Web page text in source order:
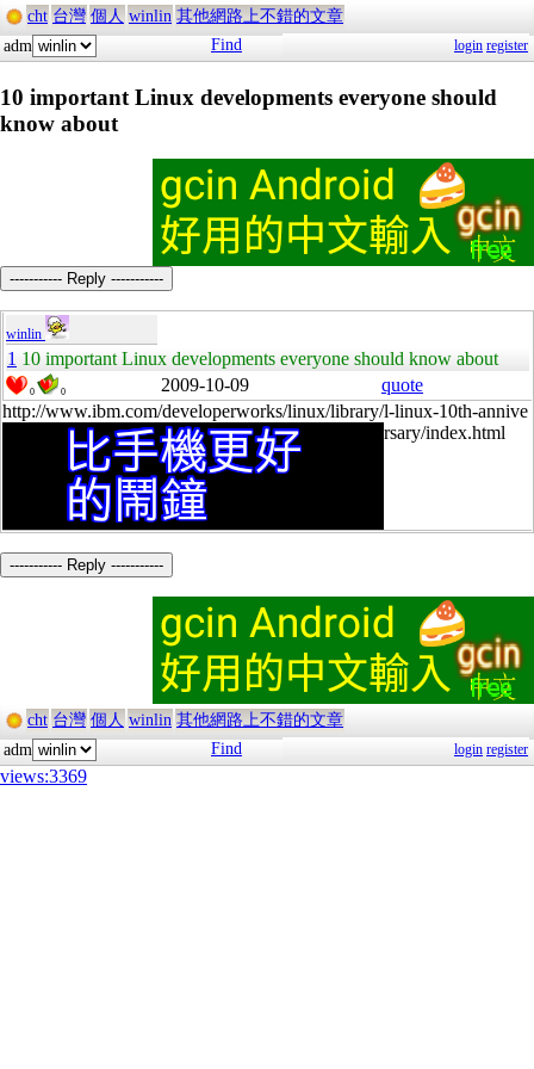
cht 台灣 個人 winlin 其他網路上不錯的文章
adm
Find login register
10 important Linux developments everyone should
know about
----------- Reply -----------
winlin
1 10 important Linux developments everyone should know about
0 0 2009-10-09
quote
http://www.ibm.com/developerworks/linux/library/l-linux-10th-annive
rsary/index.html
----------- Reply -----------
cht 台灣 個人 winlin 其他網路上不錯的文章
adm
Find login register
views:3369